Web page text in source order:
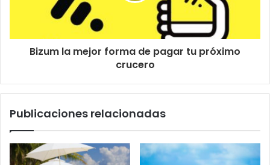
Bizum la mejor forma de pagar tu próximo
crucero
Publicaciones relacionadas